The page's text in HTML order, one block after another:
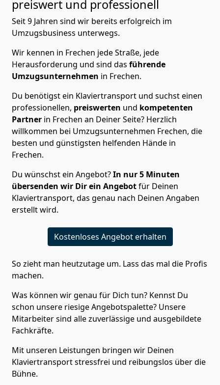
preiswert und professionell
Seit 9 Jahren sind wir bereits erfolgreich im
Umzugsbusiness unterwegs.
Wir kennen in Frechen jede Straße, jede
Herausforderung und sind das führende
Umzugsunternehmen in Frechen.
Du benötigst ein Klaviertransport und suchst einen
professionellen, preiswerten und kompetenten
Partner in Frechen an Deiner Seite? Herzlich
willkommen bei Umzugsunternehmen Frechen, die
besten und günstigsten helfenden Hände in
Frechen.
Du wünschst ein Angebot?In nur 5 Minuten
übersenden wir Dir ein Angebotfür Deinen
Klaviertransport, das genau nach Deinen Angaben
erstellt wird.
Kostenloses Angebot erhalten
So zieht man heutzutage um. Lass das mal die Profis
machen.
Was können wir genau für Dich tun? Kennst Du
schon unsere riesige Angebotspalette? Unsere
Mitarbeiter sind alle zuverlässige und ausgebildete
Fachkräfte.
Mit unseren Leistungen bringen wir Deinen
Klaviertransport stressfrei und reibungslos über die
Bühne.